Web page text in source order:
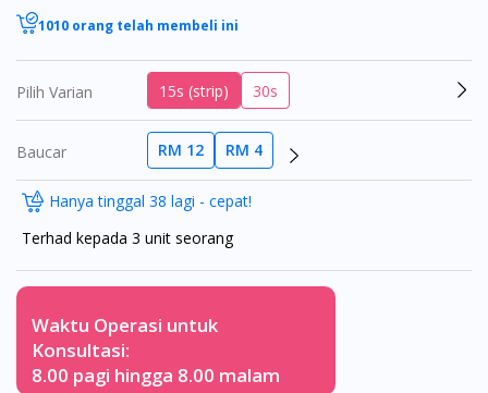
1010 orang telah membeli ini
Pilih Varian 15s (strip) 30s
Baucar RM 12 RM 4
Hanya tinggal 38 lagi - cepat!
Terhad kepada 3 unit seorang
Waktu Operasi untuk
Konsultasi:
8.00 pagi hingga 8.00 malam